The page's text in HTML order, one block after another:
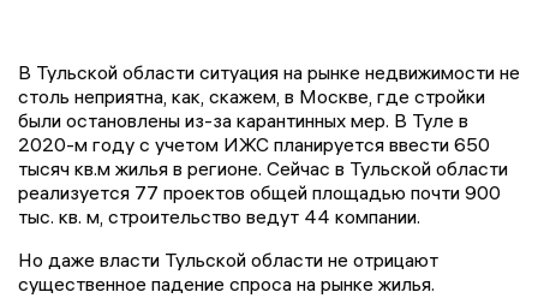
В Тульской области ситуация на рынке недвижимости не
столь неприятна, как, скажем, в Москве, где стройки
были остановлены из-за карантинных мер. В Туле в
2020-м году с учетом ИЖС планируется ввести 650
тысяч кв.м жилья в регионе. Сейчас в Тульской области
реализуется 77 проектов общей площадью почти 900
тыс. кв. м, строительство ведут 44 компании.
Но даже власти Тульской области не отрицают
существенное падение спроса на рынке жилья.